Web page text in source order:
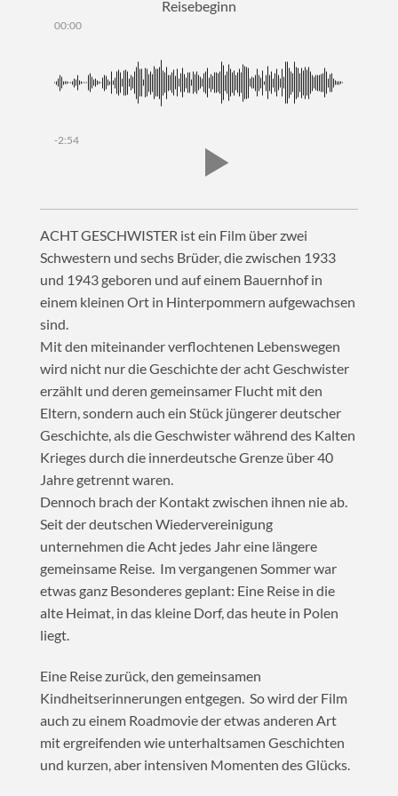
Reisebeginn
00:00
-2:54
ACHT GESCHWISTER ist ein Film über zwei
Schwestern und sechs Brüder, die zwischen 1933
und 1943 geboren und auf einem Bauernhof in
einem kleinen Ort in Hinterpommern aufgewachsen
sind.
Mit den miteinander verflochtenen Lebenswegen
wird nicht nur die Geschichte der acht Geschwister
erzählt und deren gemeinsamer Flucht mit den
Eltern, sondern auch ein Stück jüngerer deutscher
Geschichte, als die Geschwister während des Kalten
Krieges durch die innerdeutsche Grenze über 40
Jahre getrennt waren.
Dennoch brach der Kontakt zwischen ihnen nie ab.
Seit der deutschen Wiedervereinigung
unternehmen die Acht jedes Jahr eine längere
gemeinsame Reise. Im vergangenen Sommer war
etwas ganz Besonderes geplant: Eine Reise in die
alte Heimat, in das kleine Dorf, das heute in Polen
liegt.
Eine Reise zurück, den gemeinsamen
Kindheitserinnerungen entgegen. So wird der Film
auch zu einem Roadmovie der etwas anderen Art
mit ergreifenden wie unterhaltsamen Geschichten
und kurzen, aber intensiven Momenten des Glücks.